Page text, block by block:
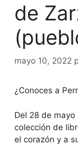
de
mayo 10, 2022
¿Conoces a
Del 28 de
colección de
el corazón y a